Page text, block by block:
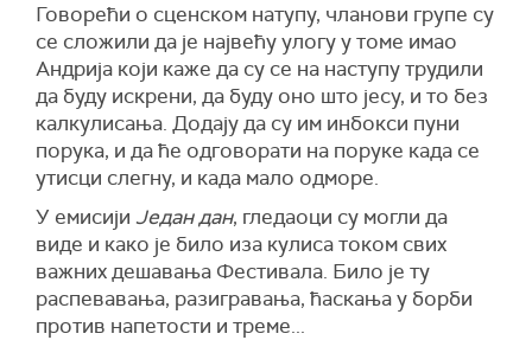
Говорећи о сценском натупу, чланови групе су
се сложили да је највећу улогу у томе имао
Андрија који каже да су се на наступу трудили
да буду искрени, да буду оно што јесу, и то без
калкулисања. Додају да су им инбокси пуни
порука, и да ће одговорати на поруке када се
утисци слегну, и када мало одморе.
У емисији Један дан, гледаоци су могли да
виде и како је било иза кулиса током свих
важних дешавања Фестивала. Било је ту
распевавања, разигравања, ћаскања у борби
против напетости и треме...